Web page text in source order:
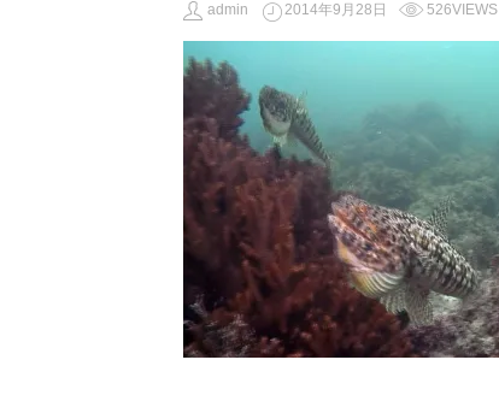
admin 2014年9月28日 526VIEWS